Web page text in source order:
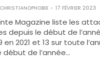
17 FÉVRIER 2023
Magazine liste les
depuis le début de
en 2021 et 13 sur toute
début de l’année…